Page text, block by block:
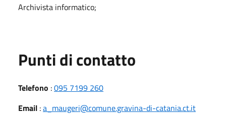
Archivista informatico;
Punti di contatto
Telefono :095 7199 260
Email :a_maugeri@comune.gravina-di-catania.ct.it